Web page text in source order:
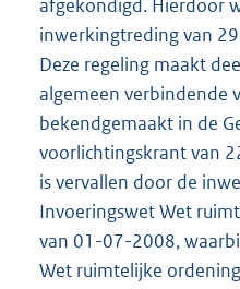
afgekondigd. Hierdoor
inwerkingtreding van
Deze regeling maakt
algemeen verbindende
bekendgemaakt in de
voorlichtingskrant van
is vervallen door de
Invoeringswet Wet
van 01-07-2008,
Wet ruimtelijke ordening